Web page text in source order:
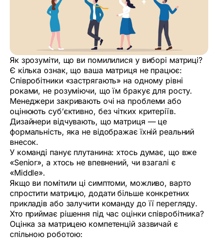
Як зрозуміти, що ви помилилися у виборі матриці?
Є кілька ознак, що ваша матриця не працює:
Співробітники «застрягають» на одному рівні
роками, не розуміючи, що їм бракує для росту.
Менеджери закривають очі на проблеми або
оцінюють суб’єктивно, без чітких критеріїв.
Дизайнери відчувають, що матриця — це
формальність, яка не відображає їхній реальний
внесок.
У команді панує плутанина: хтось думає, що вже
«Senior», а хтось не впевнений, чи взагалі є
«Middle».
Якщо ви помітили ці симптоми, можливо, варто
спростити матрицю, додати більше конкретних
прикладів або залучити команду до її перегляду.
Хто приймає рішення під час оцінки співробітника?
Оцінка за матрицею компетенцій зазвичай є
спільною роботою: